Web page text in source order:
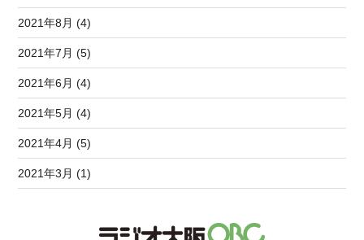
2021年8月 (4)
2021年7月 (5)
2021年6月 (4)
2021年5月 (4)
2021年4月 (5)
2021年3月 (1)